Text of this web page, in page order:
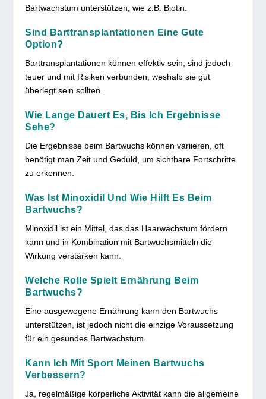
Bartwachstum unterstützen, wie z.B. Biotin.
Sind Barttransplantationen Eine Gute
Option?
Barttransplantationen können effektiv sein, sind jedoch
teuer und mit Risiken verbunden, weshalb sie gut
überlegt sein sollten.
Wie Lange Dauert Es, Bis Ich Ergebnisse
Sehe?
Die Ergebnisse beim Bartwuchs können variieren, oft
benötigt man Zeit und Geduld, um sichtbare Fortschritte
zu erkennen.
Was Ist Minoxidil Und Wie Hilft Es Beim
Bartwuchs?
Minoxidil ist ein Mittel, das das Haarwachstum fördern
kann und in Kombination mit Bartwuchsmitteln die
Wirkung verstärken kann.
Welche Rolle Spielt Ernährung Beim
Bartwuchs?
Eine ausgewogene Ernährung kann den Bartwuchs
unterstützen, ist jedoch nicht die einzige Voraussetzung
für ein gesundes Bartwachstum.
Kann Ich Mit Sport Meinen Bartwuchs
Verbessern?
Ja, regelmäßige körperliche Aktivität kann die allgemeine